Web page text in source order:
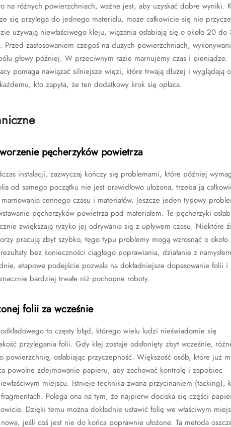
na różnych powierzchniach, ważne jest, aby uzyskać dobre wyniki.
się przylega do jednego materiału, może całkowicie się nie
używają niewłaściwego kleju, wiązania osłabiają się o około 20 do
Przed zastosowaniem czegoś na dużych powierzchniach,
głowy później. W przeciwnym razie marnujemy czas i pieniądze.
pomaga nawiązać silniejsze więzi, które trwają dłużej i wyglądają
kto zapyta, że ten dodatkowy krok się opłaca.
pęcherzyków powietrza
instalacji, zazwyczaj kończy się problemami, które później
od samego początku nie jest prawidłowo ułożona, trzeba ją
cennego czasu i materiałów. Jeszcze jeden typowy
pęcherzyków powietrza pod materiałem. Te pęcherzyki
zwiększają ryzyko jej odrywania się z upływem czasu. Niektóre
pracują zbyt szybko, tego typu problemy mogą wzrosnąć o około
bez konieczności ciągłego poprawiania, działanie z namysłem
etapowe podejście pozwala na dokładniejsze dopasowanie folii i
bardziej trwałe niż pochopne roboty.
folii za wcześnie
to częsty błąd, którego wielu ludzi nieświadomie się
przylegania folii. Gdy klej zostaje odsłonięty zbyt wcześnie,
osłabiając przyczepność. Większość osób, które już
powolne zdejmowanie papieru, aby zachować kontrolę i zapobiec
miejscu. Istnieje technika zwana przycinaniem (tacking),
Polega ona na tym, że najpierw dociska się części
Dzięki temu można dokładnie ustawić folię we właściwym
jeśli coś jest nie do końca poprawnie ułożone. Ta metoda